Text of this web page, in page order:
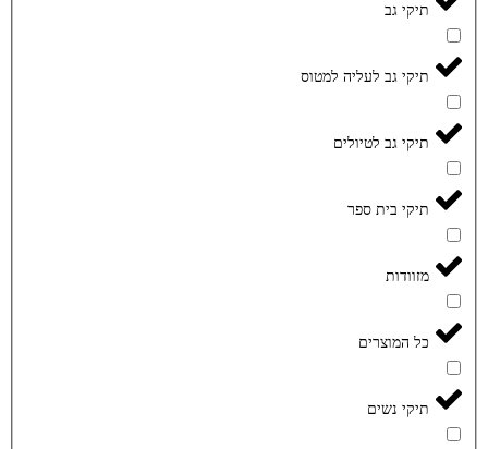
תיקי גב
תיקי גב לעליה למטוס
תיקי גב לטיולים
תיקי בית ספר
מזוודות
כל המוצרים
תיקי נשים